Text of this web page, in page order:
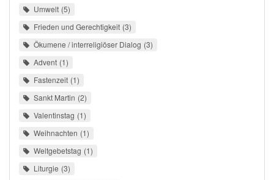
Umwelt 5
Frieden und Gerechtigkeit 3
Ökumene / interreligiöser Dialog 3
Advent 1
Fastenzeit 1
Sankt Martin 2
Valentinstag 1
Weihnachten 1
Weltgebetstag 1
Liturgie 3